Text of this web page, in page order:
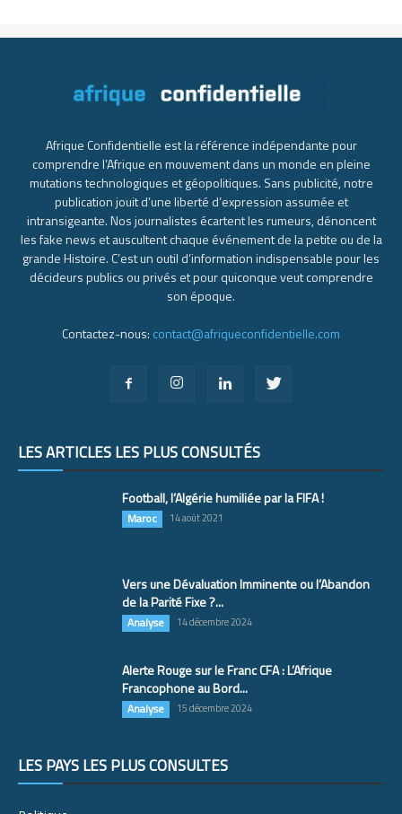
Afrique Confidentielle est la référence indépendante pour
comprendre l’Afrique en mouvement dans un monde en pleine
mutations technologiques et géopolitiques. Sans publicité, notre
publication jouit d’une liberté d’expression assumée et
intransigeante. Nos journalistes écartent les rumeurs, dénoncent
les fake news et auscultent chaque événement de la petite ou de la
grande Histoire. C’est un outil d’information indispensable pour les
décideurs publics ou privés et pour quiconque veut comprendre
son époque.
Contactez-nous: contact@afriqueconfidentielle.com
LES ARTICLES LES PLUS CONSULTÉS
Football, l’Algérie humiliée par la FIFA !
Maroc 14 août 2021
Vers une Dévaluation Imminente ou l’Abandon
de la Parité Fixe ?...
Analyse 14 décembre 2024
Alerte Rouge sur le Franc CFA : L’Afrique
Francophone au Bord...
Analyse 15 décembre 2024
LES PAYS LES PLUS CONSULTÉS